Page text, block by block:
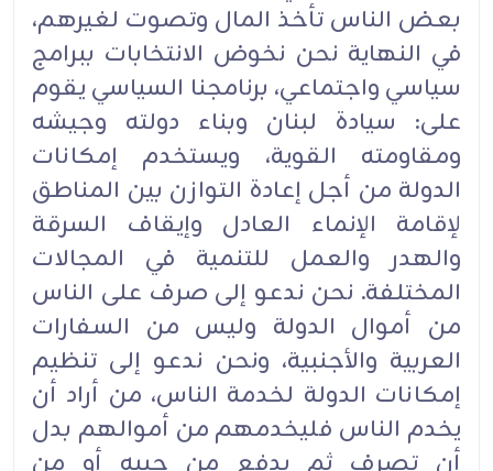
بعض الناس تأخذ المال وتصوت لغيرهم،
في النهاية نحن نخوض الانتخابات ببرامج
سياسي واجتماعي، برنامجنا السياسي يقوم
على: سيادة لبنان وبناء دولته وجيشه
ومقاومته القوية، ويستخدم إمكانات
الدولة من أجل إعادة التوازن بين المناطق
لإقامة الإنماء العادل وإيقاف السرقة
والهدر والعمل للتنمية في المجالات
المختلفة. نحن ندعو إلى صرف على الناس
من أموال الدولة وليس من السفارات
العربية والأجنبية، ونحن ندعو إلى تنظيم
إمكانات الدولة لخدمة الناس، من أراد أن
يخدم الناس فليخدمهم من أموالهم بدل